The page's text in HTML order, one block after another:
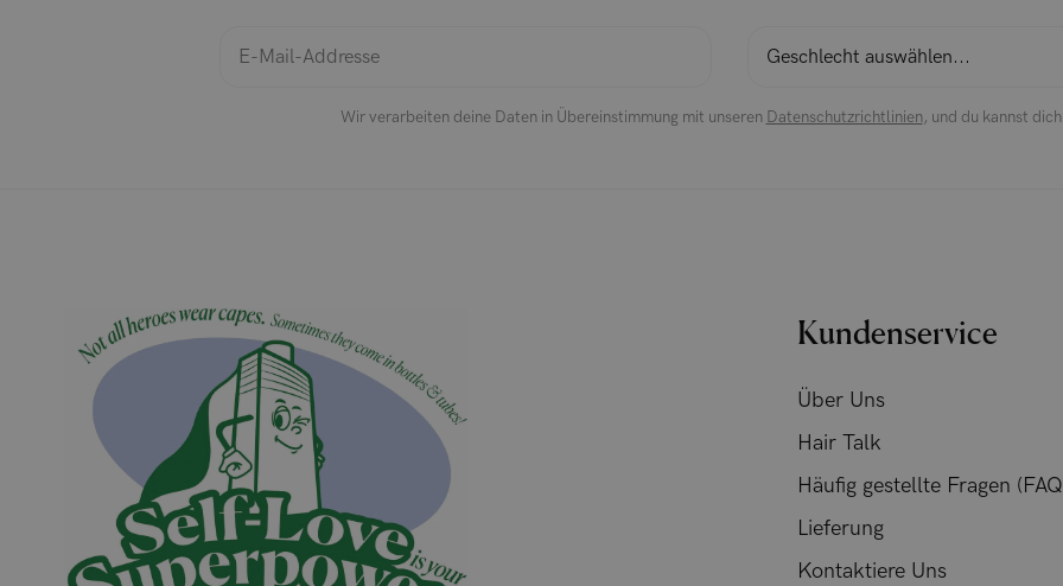
Wir verarbeiten deine Daten in Übereinstimmung mit unseren Datenschutzrichtlinien, und du kannst
Kundenservice
Über Uns
Hair Talk
Häufig gestellte Fragen
Lieferung
Kontaktiere Uns